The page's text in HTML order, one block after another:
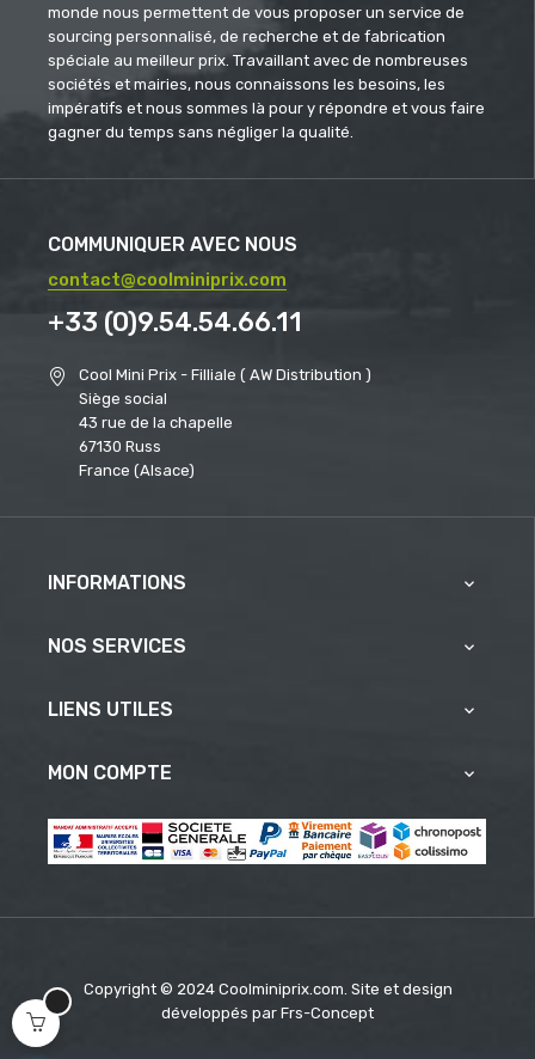
monde nous permettent de vous proposer un service de
sourcing personnalisé, de recherche et de fabrication
spéciale au meilleur prix. Travaillant avec de nombreuses
sociétés et mairies, nous connaissons les besoins, les
impératifs et nous sommes là pour y répondre et vous faire
gagner du temps sans négliger la qualité.
COMMUNIQUER AVEC NOUS
contact@coolminiprix.com
+33 (0)9.54.54.66.11
Cool Mini Prix - Filliale ( AW Distribution )
Siège social
43 rue de la chapelle
67130 Russ
France (Alsace)
INFORMATIONS 
NOS SERVICES 
LIENS UTILES 
MON COMPTE 
Copyright © 2024 Coolminiprix.com. Site et design
développés par Frs-Concept